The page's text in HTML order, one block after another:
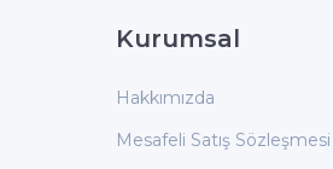
Kurumsal
Hakkımızda
Mesafeli Satış Sözleşmesi